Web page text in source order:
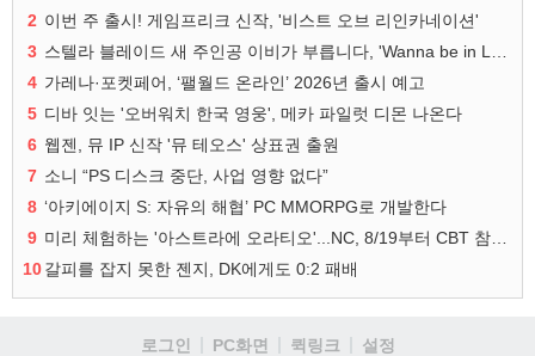
2 이번 주 출시! 게임프리크 신작, '비스트 오브 리인카네이션'
3
4 가레나·포켓페어, ‘팰월드 온라인’ 2026년 출시 예고
5 디바 잇는 '오버워치 한국 영웅', 메카 파일럿 디몬 나온다
6 웹젠, 뮤 IP 신작 '뮤 테오스' 상표권 출원
7 소니 “PS 디스크 중단, 사업 영향 없다”
8 ‘아키에이지 S: 자유의 해협’ PC MMORPG로 개발한다
9
10갈피를 잡지 못한 젠지, DK에게도 0:2 패배
로그인 PC화면 퀵링크
설정